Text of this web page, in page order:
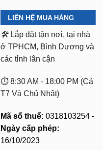
LIÊN HỆ MUA HÀNG
🛠️ Lắp đặt tận nơi, tại nhà
ở TPHCM, Bình Dương và
các tỉnh lân cận
⏱️ 8:30 AM - 18:00 PM (Cả
T7 Và Chủ Nhật)
Mã số thuế: 0318103254 -
Ngày cấp phép:
16/10/2023